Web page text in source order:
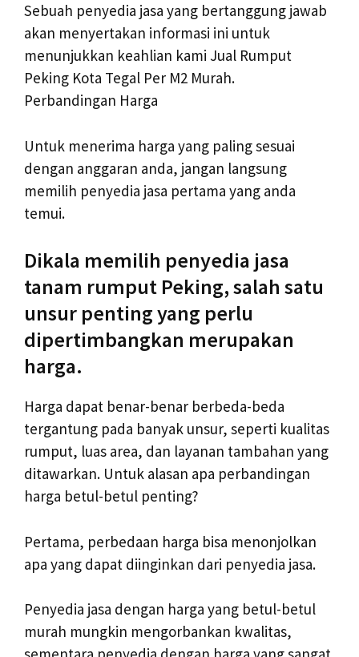
Sebuah penyedia jasa yang bertanggung jawab
akan menyertakan informasi ini untuk
menunjukkan keahlian kami Jual Rumput
Peking Kota Tegal Per M2 Murah.
Perbandingan Harga
Untuk menerima harga yang paling sesuai
dengan anggaran anda, jangan langsung
memilih penyedia jasa pertama yang anda
temui.
Dikala memilih penyedia jasa
tanam rumput Peking, salah satu
unsur penting yang perlu
dipertimbangkan merupakan
harga.
Harga dapat benar-benar berbeda-beda
tergantung pada banyak unsur, seperti kualitas
rumput, luas area, dan layanan tambahan yang
ditawarkan. Untuk alasan apa perbandingan
harga betul-betul penting?
Pertama, perbedaan harga bisa menonjolkan
apa yang dapat diinginkan dari penyedia jasa.
Penyedia jasa dengan harga yang betul-betul
murah mungkin mengorbankan kwalitas,